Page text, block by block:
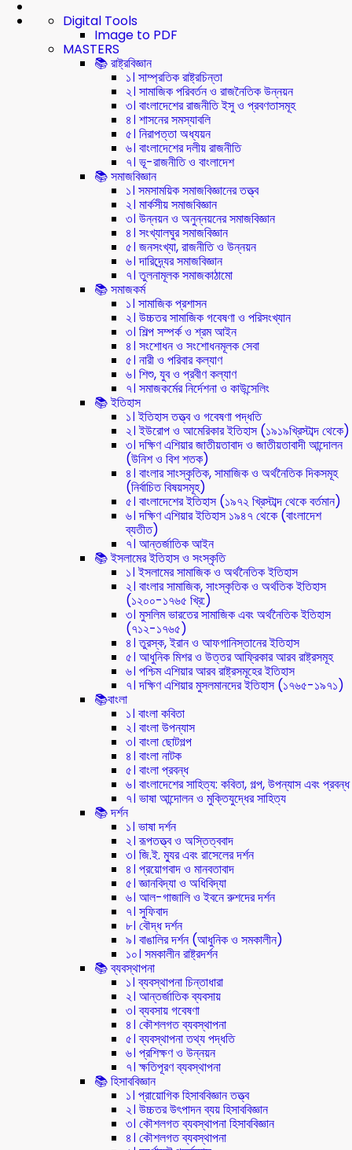
Digital Tools
Image to PDF
MASTERS
📚 রাষ্ট্রবিজ্ঞান
১। সাম্প্রতিক রাষ্ট্রচিন্তা
২। সামাজিক পরিবর্তন ও রাজনৈতিক উন্নয়ন
৩। বাংলাদেশের রাজনীতি ইসু ও প্রবণতাসমূহ
৪। শাসনের সমস্যাবলি
৫। নিরাপত্তা অধ্যয়ন
৬। বাংলাদেশের দলীয় রাজনীতি
৭। ভূ-রাজনীতি ও বাংলাদেশ
📚 সমাজবিজ্ঞান
১। সমসাময়িক সমাজবিজ্ঞানের তত্ত্ব
২। মার্কসীয় সমাজবিজ্ঞান
৩। উন্নয়ন ও অনুন্নয়নের সমাজবিজ্ঞান
৪। সংখ্যালঘুর সমাজবিজ্ঞান
৫। জনসংখ্যা, রাজনীতি ও উন্নয়ন
৬। দারিদ্র্যের সমাজবিজ্ঞান
৭। তুলনামূলক সমাজকাঠামো
📚 সমাজকর্ম
১। সামাজিক প্রশাসন
২। উচ্চতর সামাজিক গবেষণা ও পরিসংখ্যান
৩। শিল্প সম্পর্ক ও শ্রম আইন
৪। সংশোধন ও সংশোধনমূলক সেবা
৫। নারী ও পরিবার কল্যাণ
৬। শিশু, যুব ও প্রবীণ কল্যাণ
৭। সমাজকর্মের নির্দেশনা ও কাউন্সেলিং
📚 ইতিহাস
১। ইতিহাস তত্ত্ব ও গবেষণা পদ্ধতি
২। ইউরোপ ও আমেরিকার ইতিহাস (১৯১৯খ্রিস্টাব্দ থেকে)
৩। দক্ষিণ এশিয়ার জাতীয়তাবাদ ও জাতীয়তাবাদী আন্দোলন
(উনিশ ও বিশ শতক)
৪। বাংলার সাংস্কৃতিক, সামাজিক ও অর্থনৈতিক দিকসমূহ
(নির্বাচিত বিষয়সমূহ)
৫। বাংলাদেশের ইতিহাস (১৯৭২ খ্রিস্টাব্দ থেকে বর্তমান)
৬। দক্ষিণ এশিয়ার ইতিহাস ১৯৪৭ থেকে (বাংলাদেশ
ব্যতীত)
৭। আন্তর্জাতিক আইন
📚 ইসলামের ইতিহাস ও সংস্কৃতি
১। ইসলামের সামাজিক ও অর্থনৈতিক ইতিহাস
২। বাংলার সামাজিক, সাংস্কৃতিক ও অর্থতিক ইতিহাস
(১২০০-১৭৬৫ খ্রি:)
৩। মুসলিম ভারতের সামাজিক এবং অর্থনৈতিক ইতিহাস
(৭১২-১৭৬৫)
৪। তুরস্ক, ইরান ও আফগানিস্তানের ইতিহাস
৫। আধুনিক মিশর ও উত্তর আফ্রিকার আরব রাষ্ট্রসমূহ
৬। পশ্চিম এশিয়ার আরব রাষ্ট্রসমূহের ইতিহাস
৭। দক্ষিণ এশিয়ার মুসলমানদের ইতিহাস (১৭৬৫-১৯৭১)
📚বাংলা
১। বাংলা কবিতা
২। বাংলা উপন্যাস
৩। বাংলা ছোটগল্প
৪। বাংলা নাটক
৫। বাংলা প্রবন্ধ
৬। বাংলাদেশের সাহিত্য: কবিতা, গল্প, উপন্যাস এবং প্রবন্ধ
৭। ভাষা আন্দোলন ও মুক্তিযুদ্ধের সাহিত্য
📚 দর্শন
১। ভাষা দর্শন
২। রূপতত্ত্ব ও অস্তিত্ববাদ
৩। জি.ই. ম্যুর এবং রাসেলের দর্শন
৪। প্রয়োগবাদ ও মানবতাবাদ
৫। জ্ঞানবিদ্যা ও অধিবিদ্যা
৬। আল-গাজালি ও ইবনে রুশদের দর্শন
৭। সুফিবাদ
৮। বৌদ্ধ দর্শন
৯। বাঙালির দর্শন (আধুনিক ও সমকালীন)
১০। সমকালীন রাষ্ট্রদর্শন
📚 ব্যবস্থাপনা
১। ব্যবস্থাপনা চিন্তাধারা
২। আন্তর্জাতিক ব্যবসায়
৩। ব্যবসায় গবেষণা
৪। কৌশলগত ব্যবস্থাপনা
৫। ব্যবস্থাপনা তথ্য পদ্ধতি
৬। প্রশিক্ষণ ও উন্নয়ন
৭। ক্ষতিপূরণ ব্যবস্থাপনা
📚 হিসাববিজ্ঞান
১। প্রায়োগিক হিসাববিজ্ঞান তত্ত্ব
২। উচ্চতর উৎপাদন ব্যয় হিসাববিজ্ঞান
৩। কৌশলগত ব্যবস্থাপনা হিসাববিজ্ঞান
৪। কৌশলগত ব্যবস্থাপনা